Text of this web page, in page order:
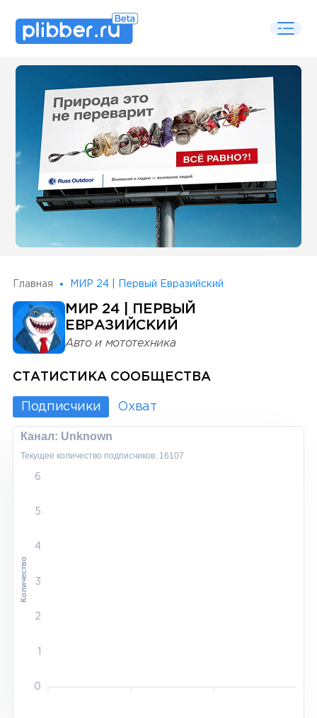
Some SEO Title
Главная МИР 24 | Первый Евразийский
МИР 24 | ПЕРВЫЙ
ЕВРАЗИЙСКИЙ
Авто и мототехника
СТАТИСТИКА СООБЩЕСТВА
Подписчики Охват
Канал: Unknown
Текущее количество подписчиков: 16107
6
5
4
3
2
1
0
Количество